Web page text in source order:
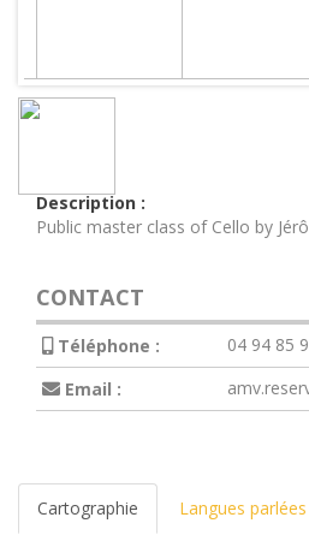
Description :
Public master class of Cello by
CONTACT
Téléphone :
04 94 85
Email :
Cartographie Langues parlées